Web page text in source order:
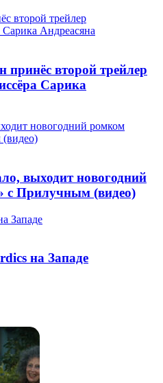
второй трейлер
Андреасяна
второй трейлер
Сарика
новогодний ромком
выходит новогодний
с Прилучным (видео)
Западе
на Западе